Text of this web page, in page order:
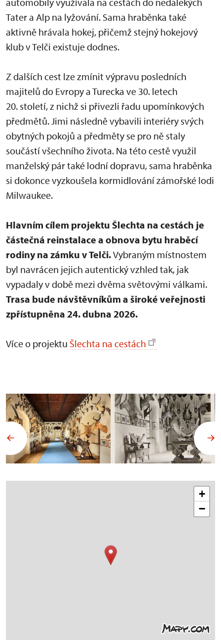
Tater a Alp na lyžování. Sama hraběnka také
aktivně hrávala hokej, přičemž stejný hokejový
klub v Telči existuje dodnes.
Z dalších cest lze zmínit výpravu posledních
majitelů do Evropy a Turecka ve 30. letech
20. století, z nichž si přivezli řadu upomínkových
předmětů. Jimi následně vybavili interiéry svých
obytných pokojů a předměty se pro ně staly
součástí všechního života. Na této cestě využil
manželský pár také lodní dopravu, sama hraběnka
si dokonce vyzkoušela kormidlování zámořské lodi
Milwaukee.
Hlavním cílem projektu Šlechta na cestách je
částečná reinstalace a obnova bytu hraběcí
rodiny na zámku v Telči.Vybraným místnostem
byl navrácen jejich autentický vzhled tak, jak
vypadaly v době mezi dvěma světovými válkami.
Trasa bude návštěvníkům a široké veřejnosti
zpřístupněna 24. dubna 2026.
Více o projektu Šlechta na cestách
+
−